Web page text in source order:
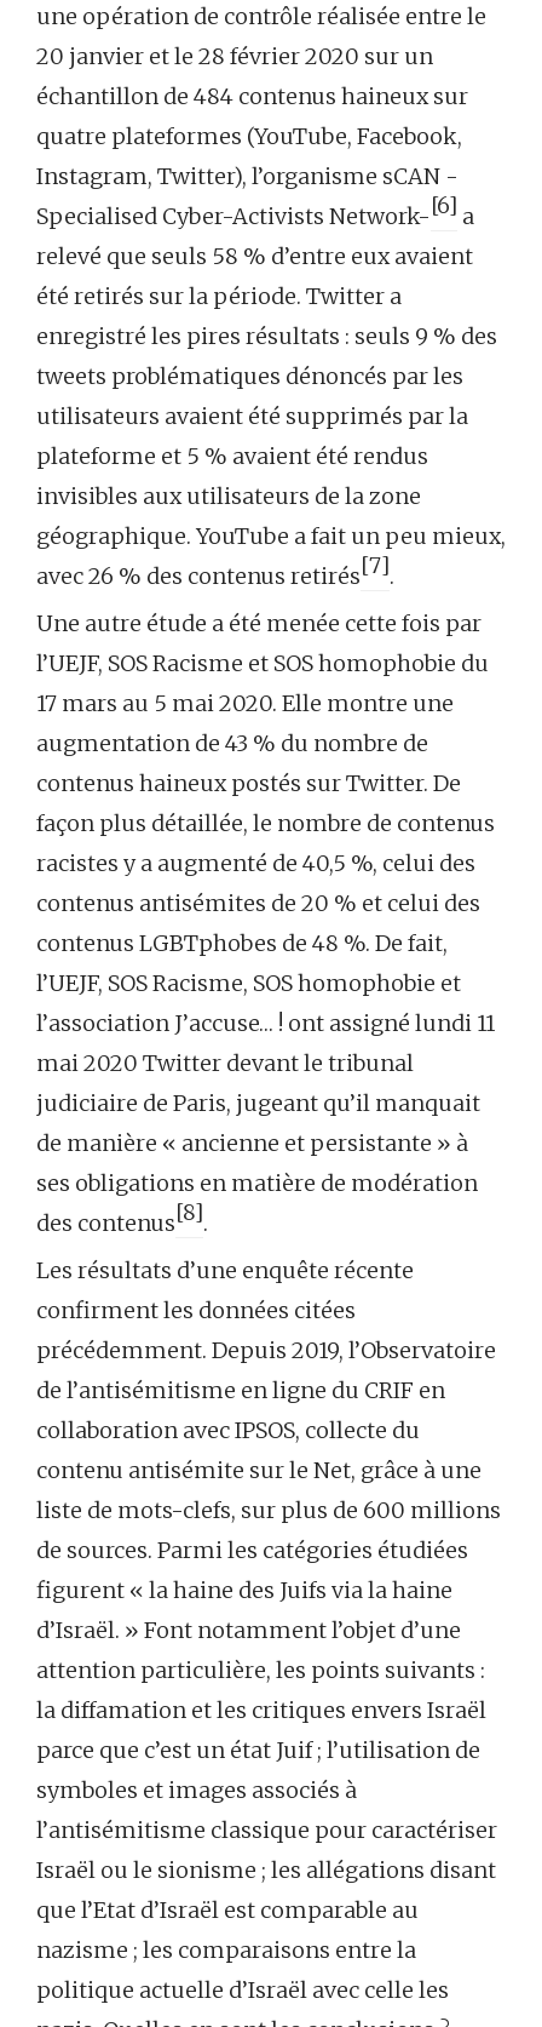
une opération de contrôle réalisée entre le
20 janvier et le 28 février 2020 sur un
échantillon de 484 contenus haineux sur
quatre plateformes (YouTube, Facebook,
Instagram, Twitter), l’organisme sCAN -
Specialised Cyber-Activists Network-[6] a
relevé que seuls 58 % d’entre eux avaient
été retirés sur la période. Twitter a
enregistré les pires résultats : seuls 9 % des
tweets problématiques dénoncés par les
utilisateurs avaient été supprimés par la
plateforme et 5 % avaient été rendus
invisibles aux utilisateurs de la zone
géographique. YouTube a fait un peu mieux,
avec 26 % des contenus retirés[7].
Une autre étude a été menée cette fois par
l’UEJF, SOS Racisme et SOS homophobie du
17 mars au 5 mai 2020. Elle montre une
augmentation de 43 % du nombre de
contenus haineux postés sur Twitter. De
façon plus détaillée, le nombre de contenus
racistes y a augmenté de 40,5 %, celui des
contenus antisémites de 20 % et celui des
contenus LGBTphobes de 48 %. De fait,
l’UEJF, SOS Racisme, SOS homophobie et
l’association J’accuse… ! ont assigné lundi 11
mai 2020 Twitter devant le tribunal
judiciaire de Paris, jugeant qu’il manquait
de manière « ancienne et persistante » à
ses obligations en matière de modération
des contenus[8].
Les résultats d’une enquête récente
confirment les données citées
précédemment. Depuis 2019, l’Observatoire
de l’antisémitisme en ligne du CRIF en
collaboration avec IPSOS, collecte du
contenu antisémite sur le Net, grâce à une
liste de mots-clefs, sur plus de 600 millions
de sources. Parmi les catégories étudiées
figurent « la haine des Juifs via la haine
d’Israël. » Font notamment l’objet d’une
attention particulière, les points suivants :
la diffamation et les critiques envers Israël
parce que c’est un état Juif ; l’utilisation de
symboles et images associés à
l’antisémitisme classique pour caractériser
Israël ou le sionisme ; les allégations disant
que l’Etat d’Israël est comparable au
nazisme ; les comparaisons entre la
politique actuelle d’Israël avec celle les